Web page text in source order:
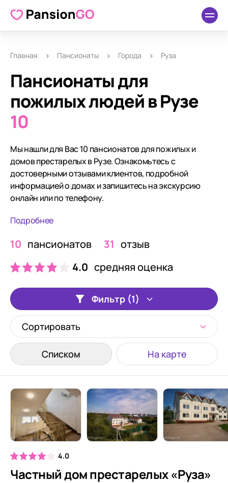
Главная Пансионаты Города Руза
Пансионаты для
пожилых людей в Рузе
10
Мы нашли для Вас 10 пансионатов для пожилых и
домов престарелых в Рузе. Ознакомьтесь с
достоверными отзывами клиентов, подробной
информацией о домах и запишитесь на экскурсию
онлайн или по телефону.
Подробнее
10 пансионатов 31 отзыв
4.0 средняя оценка
Фильтр (1)
Сортировать
Списком На карте
4.0
Частный дом престарелых «Руза»